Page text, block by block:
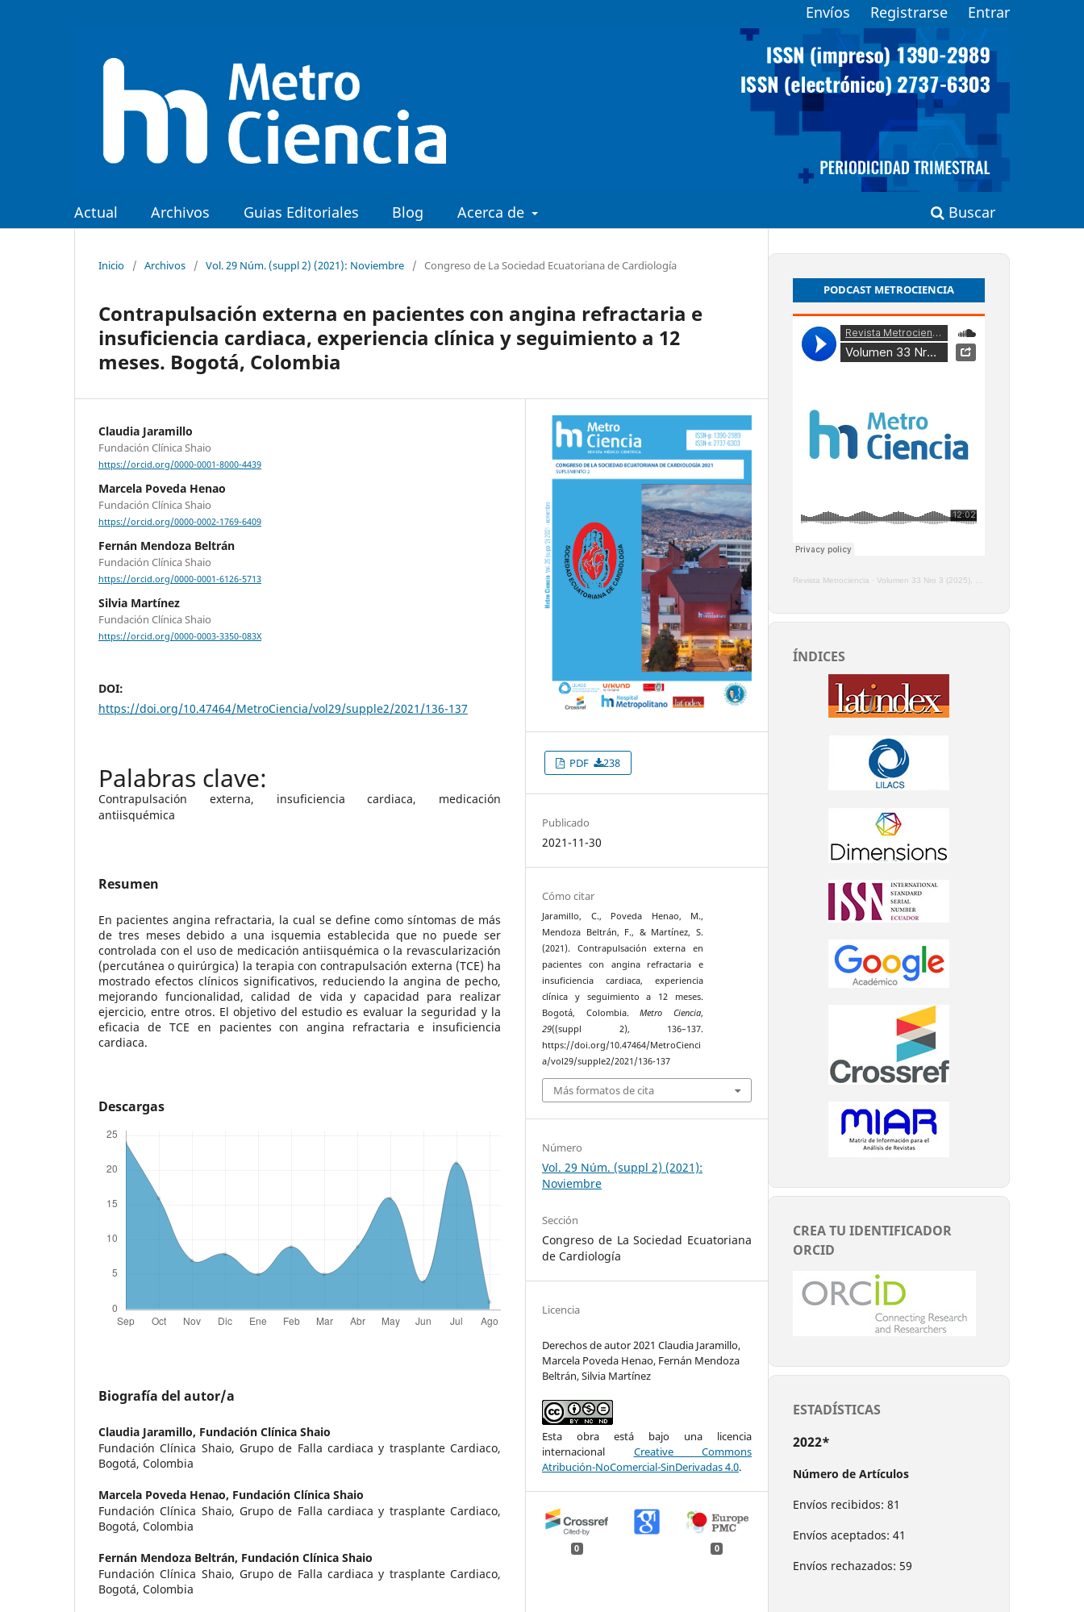
Actual Archivos Guias Editoriales Blog Acerca de Buscar
Envíos Registrarse Entrar
Inicio / Archivos / Vol. 29 Núm. (suppl 2) (2021): Noviembre / Congreso de La Sociedad Ecuatoriana de Cardiología
Contrapulsación externa en pacientes con angina refractaria e
insuficiencia cardiaca, experiencia clínica y seguimiento a 12
meses. Bogotá, Colombia
Claudia Jaramillo
Fundación Clínica Shaio
https://orcid.org/0000-0001-8000-4439
Marcela Poveda Henao
Fundación Clínica Shaio
https://orcid.org/0000-0002-1769-6409
Fernán Mendoza Beltrán
Fundación Clínica Shaio
https://orcid.org/0000-0001-6126-5713
Silvia Martínez
Fundación Clínica Shaio
https://orcid.org/0000-0003-3350-083X
DOI:
https://doi.org/10.47464/MetroCiencia/vol29/supple2/2021/136-137
Contrapulsación externa, insuficiencia cardiaca, medicación
antiisquémica
Resumen
En pacientes angina refractaria, la cual se define como síntomas de más
de tres meses debido a una isquemia establecida que no puede ser
controlada con el uso de medicación antiisquémica o la revascularización
(percutánea o quirúrgica) la terapia con contrapulsación externa (TCE) ha
mostrado efectos clínicos significativos, reduciendo la angina de pecho,
mejorando funcionalidad, calidad de vida y capacidad para realizar
ejercicio, entre otros. El objetivo del estudio es evaluar la seguridad y la
eficacia de TCE en pacientes con angina refractaria e insuficiencia
cardiaca.
Descargas
Biografía del autor/a
Claudia Jaramillo, Fundación Clínica Shaio
Fundación Clínica Shaio, Grupo de Falla cardiaca y trasplante Cardiaco,
Bogotá, Colombia
Marcela Poveda Henao, Fundación Clínica Shaio
Fundación Clínica Shaio, Grupo de Falla cardiaca y trasplante Cardiaco,
Bogotá, Colombia
Fernán Mendoza Beltrán, Fundación Clínica Shaio
Fundación Clínica Shaio, Grupo de Falla cardiaca y trasplante Cardiaco,
Bogotá, Colombia
PDF 238
Publicado
2021-11-30
Cómo citar
Jaramillo, C., Poveda Henao, M.,
Mendoza Beltrán, F., & Martínez, S.
(2021). Contrapulsación externa en
pacientes con angina refractaria e
insuficiencia cardiaca, experiencia
clínica y seguimiento a 12 meses.
Bogotá, Colombia.Metro Ciencia,
29((suppl 2), 136–137.
https://doi.org/10.47464/MetroCienci
a/vol29/supple2/2021/136-137
Más formatos de cita
Número
Vol. 29 Núm. (suppl 2) (2021):
Noviembre
Sección
Congreso de La Sociedad Ecuatoriana
de Cardiología
Licencia
Derechos de autor 2021 Claudia Jaramillo,
Marcela Poveda Henao, Fernán Mendoza
Beltrán, Silvia Martínez
Esta obra está bajo una licencia
internacional Creative Commons
Atribución-NoComercial-SinDerivadas 4.0.
0 0
PODCAST METROCIENCIA
Revista Metrociencia · Volumen 33 Nro 3 (2025), Enero - Marzo
ÍNDICES
CREA TU IDENTIFICADOR
ORCID
ESTADÍSTICAS
2022*
Número de Artículos
Envíos recibidos: 81
Envíos aceptados: 41
Envíos rechazados: 59